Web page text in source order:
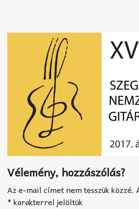
Vélemény, hozzászólás?
Az e-mail címet nem tesszük közzé.
*karakterrel jelöltük